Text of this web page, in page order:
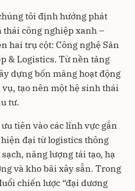
tôi định hướng phát
công nghiệp xanh –
hai trụ cột: Công nghệ Sản
& Logistics. Từ nền tảng
dựng bốn mảng hoạt động
tạo nên một hệ sinh thái
tư.
tiên vào các lĩnh vực gắn
đại từ logistics thông
năng lượng tái tạo, hạ
và kho bãi xây sẵn. Trong
chiến lược “đại dương